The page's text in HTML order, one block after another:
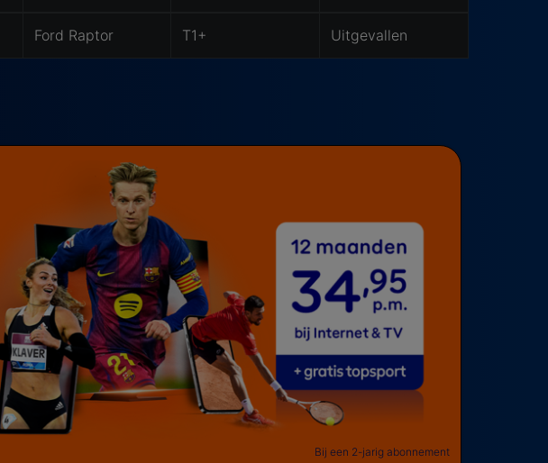
Ford Raptor T1+ Uitgevallen
Bij een 2-jarig abonnement